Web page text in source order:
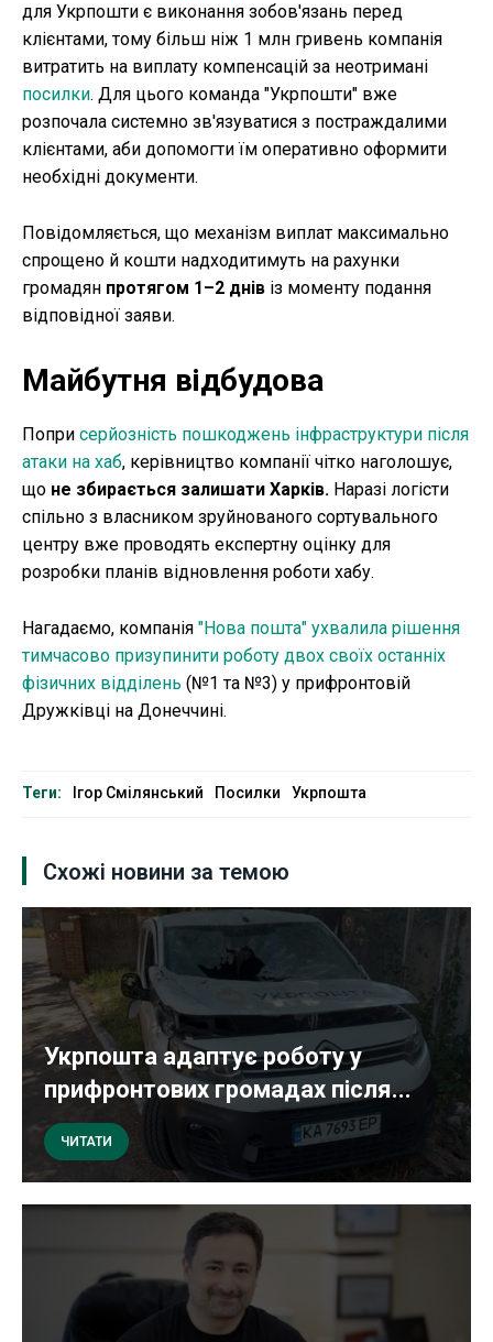
для Укрпошти є виконання зобов'язань перед
клієнтами, тому більш ніж 1 млн гривень компанія
витратить на виплату компенсацій за неотримані
посилки. Для цього команда "Укрпошти" вже
розпочала системно зв'язуватися з постраждалими
клієнтами, аби допомогти їм оперативно оформити
необхідні документи.
Повідомляється, що механізм виплат максимально
спрощено й кошти надходитимуть на рахунки
громадян протягом 1–2 днів із моменту подання
відповідної заяви.
Майбутня відбудова
Попри серйозність пошкоджень інфраструктури після
атаки на хаб, керівництво компанії чітко наголошує,
що не збирається залишати Харків. Наразі логісти
спільно з власником зруйнованого сортувального
центру вже проводять експертну оцінку для
розробки планів відновлення роботи хабу.
Нагадаємо, компанія "Нова пошта" ухвалила рішення
тимчасово призупинити роботу двох своїх останніх
фізичних відділень (№1 та №3) у прифронтовій
Дружківці на Донеччині.
Теги: Ігор Смілянський Посилки Укрпошта
Схожі новини за темою
Укрпошта адаптує роботу у
прифронтових громадах після...
ЧИТАТИ